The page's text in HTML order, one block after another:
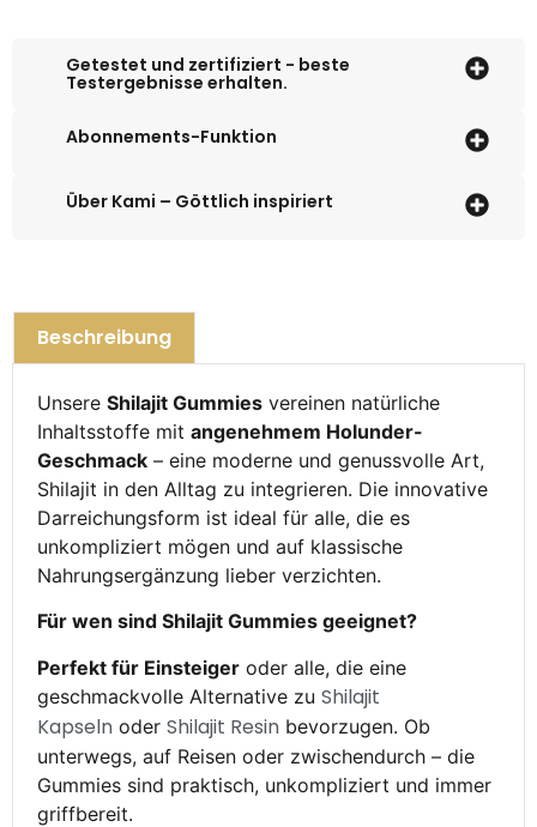
Getestet und zertifiziert - beste
Testergebnisse erhalten.
Abonnements-Funktion
Über Kami – Göttlich inspiriert
Beschreibung
Unsere Shilajit Gummies vereinen natürliche
Inhaltsstoffe mit angenehmem Holunder-
Geschmack – eine moderne und genussvolle Art,
Shilajit in den Alltag zu integrieren. Die innovative
Darreichungsform ist ideal für alle, die es
unkompliziert mögen und auf klassische
Nahrungsergänzung lieber verzichten.
Für wen sind Shilajit Gummies geeignet?
Perfekt für Einsteiger oder alle, die eine
geschmackvolle Alternative zu Shilajit
Kapseln oder Shilajit Resin bevorzugen. Ob
unterwegs, auf Reisen oder zwischendurch – die
Gummies sind praktisch, unkompliziert und immer
griffbereit.